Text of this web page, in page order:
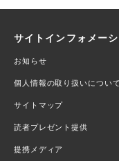
サイトインフォメー
お知らせ
個人情報の取り扱いについて
サイトマップ
読者プレゼント提供
提携メディア